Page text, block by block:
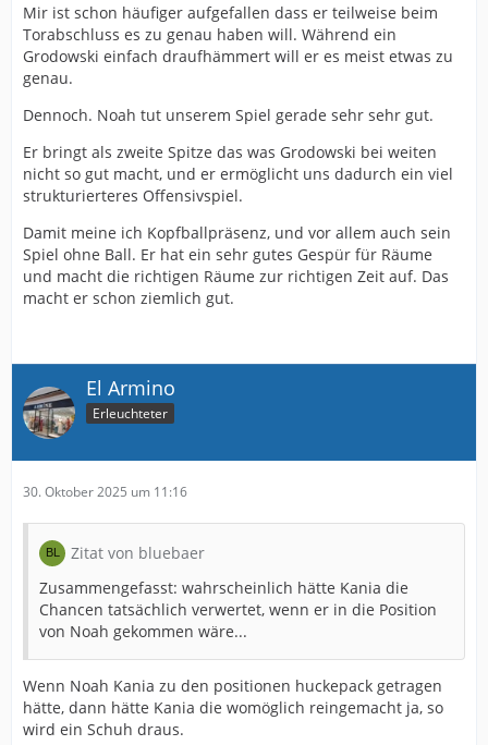
Mir ist schon häufiger aufgefallen dass er teilweise beim
Torabschluss es zu genau haben will. Während ein
Grodowski einfach draufhämmert will er es meist etwas zu
genau.
Dennoch. Noah tut unserem Spiel gerade sehr sehr gut.
Er bringt als zweite Spitze das was Grodowski bei weiten
nicht so gut macht, und er ermöglicht uns dadurch ein viel
strukturierteres Offensivspiel.
Damit meine ich Kopfballpräsenz, und vor allem auch sein
Spiel ohne Ball. Er hat ein sehr gutes Gespür für Räume
und macht die richtigen Räume zur richtigen Zeit auf. Das
macht er schon ziemlich gut.
El Armino
Erleuchteter
30. Oktober 2025 um 11:16
Zitat von bluebaer
Zusammengefasst: wahrscheinlich hätte Kania die
Chancen tatsächlich verwertet, wenn er in die Position
von Noah gekommen wäre...
Wenn Noah Kania zu den positionen huckepack getragen
hätte, dann hätte Kania die womöglich reingemacht ja, so
wird ein Schuh draus.